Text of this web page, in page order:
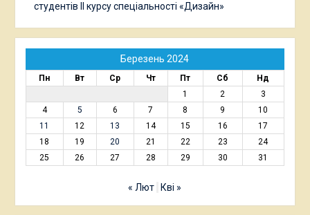
студентів ІІ курсу спеціальності «Дизайн»
Березень 2024
Пн Вт Ср Чт Пт Сб
Нд
1
2
3
4
5 6 7 8 9
10
11
12 13 14 15 16
17
18
19 20 21 22 23
24
25
26 27 28 29 30 31
« Лют Кві »